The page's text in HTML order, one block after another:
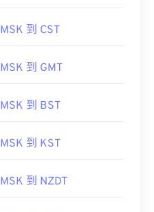
MSK 到 CST
MSK 到 GMT
MSK 到 BST
MSK 到 KST
MSK 到 NZDT